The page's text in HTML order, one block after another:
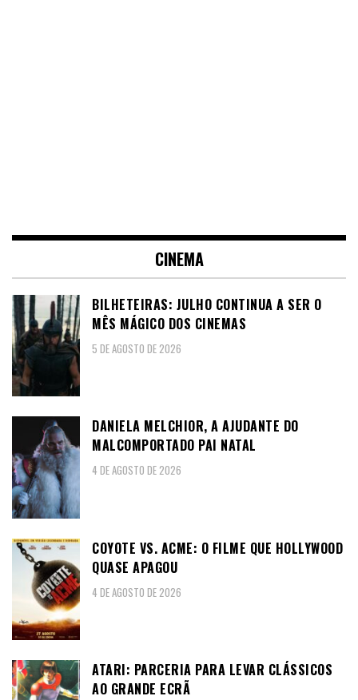
CINEMA
BILHETEIRAS: JULHO CONTINUA A SER O
MÊS MÁGICO DOS CINEMAS
5 DE AGOSTO DE 2026
DANIELA MELCHIOR, A AJUDANTE DO
MALCOMPORTADO PAI NATAL
4 DE AGOSTO DE 2026
COYOTE VS. ACME: O FILME QUE HOLLYWOOD
QUASE APAGOU
4 DE AGOSTO DE 2026
ATARI: PARCERIA PARA LEVAR CLÁSSICOS
AO GRANDE ECRÃ